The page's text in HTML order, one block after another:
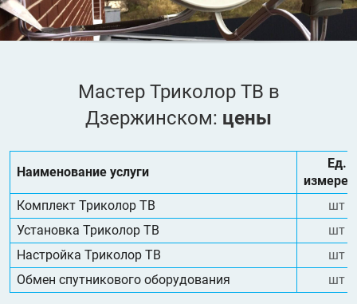
Мастер Триколор ТВ в
Дзержинском: цены
Наименование услуги
Ед.
Комплект Триколор ТВ
шт
Установка Триколор ТВ
шт
Настройка Триколор ТВ
шт
Обмен спутникового оборудования
шт